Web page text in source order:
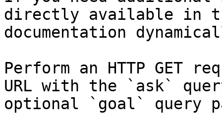
directly available in
documentation
Perform an HTTP GET
URL with the `ask`
optional `goal` query